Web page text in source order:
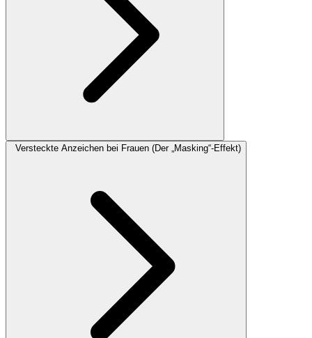
Versteckte Anzeichen bei Frauen (Der „Masking“-Effekt)